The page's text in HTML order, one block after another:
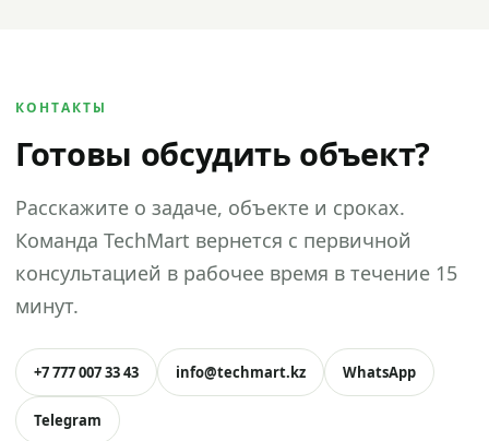
КОНТАКТЫ
Готовы обсудить объект?
Расскажите о задаче, объекте и сроках.
Команда TechMart вернется с первичной
консультацией в рабочее время в течение 15
минут.
+7 777 007 33 43 info@techmart.kz WhatsApp
Telegram